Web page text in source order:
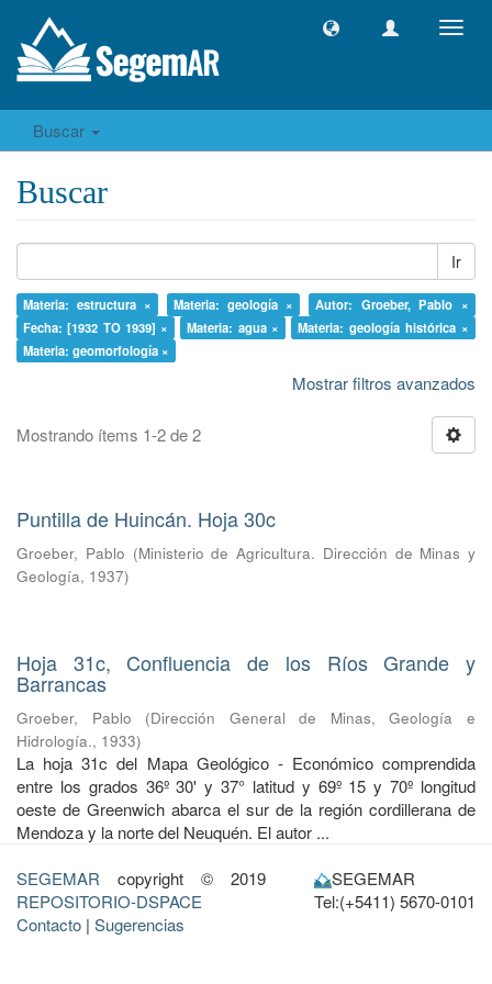
Buscar
Buscar
Ir
Materia: estructura × Materia: geología ×
Autor: Groeber, Pablo ×
Fecha: [1932 TO 1939] ×
Materia: agua ×
Materia: geología histórica ×
Materia: geomorfología ×
Mostrar filtros avanzados
Mostrando ítems 1-2 de 2
Puntilla de Huincán. Hoja 30c
Groeber, Pablo (Ministerio de Agricultura. Dirección de Minas y
Geología, 1937)
Hoja 31c, Confluencia de los Ríos Grande y
Barrancas
Groeber, Pablo (Dirección General de Minas, Geología e
Hidrología., 1933)
La hoja 31c del Mapa Geológico - Económico comprendida
entre los grados 36º 30' y 37° latitud y 69º 15 y 70º longitud
oeste de Greenwich abarca el sur de la región cordillerana de
Mendoza y la norte del Neuquén. El autor ...
SEGEMAR copyright © 2019
REPOSITORIO-DSPACE
Contacto | Sugerencias
SEGEMAR
Tel:(+5411) 5670-0101